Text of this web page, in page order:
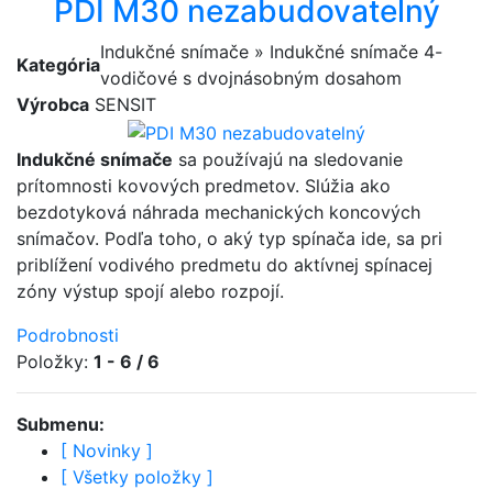
Submenu:
[ Novinky ]
[ Všetky položky ]
PDI M30 nezabudovatelný
Kategória
Indukčné snímače » Indukčné snímače 4-
vodičové s dvojnásobným dosahom
Výrobca SENSIT
Indukčné snímače sa používajú na sledovanie
prítomnosti kovových predmetov. Slúžia ako
bezdotyková náhrada mechanických koncových
snímačov. Podľa toho, o aký typ spínača ide, sa pri
priblížení vodivého predmetu do aktívnej spínacej
zóny výstup spojí alebo rozpojí.
Podrobnosti
Položky: 1 - 6 / 6